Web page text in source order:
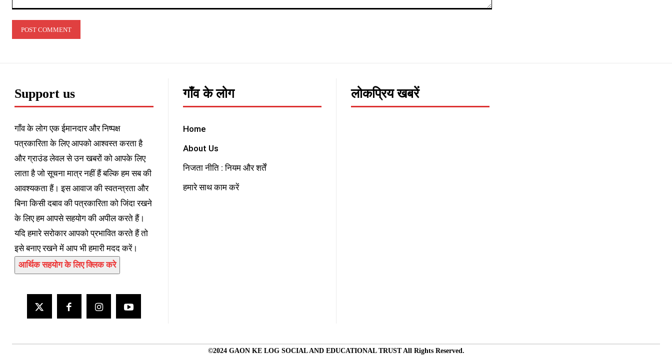
Support us
गाँव के लोग एक ईमानदार और निष्पक्ष
पत्रकारिता के लिए आपको आश्वस्त करता है
और ग्राउंड लेवल से उन खबरों को आपके लिए
लाता है जो सूचना मात्र नहीं हैं बल्कि हम सब की
आवश्यकता हैं। इस आवाज की स्वतन्त्रता और
बिना किसी दबाव की पत्रकारिता को जिंदा रखने
के लिए हम आपसे सहयोग की अपील करते हैं।
यदि हमारे सरोकार आपको प्रभावित करते हैं तो
इसे बनाए रखने में आप भी हमारी मदद करें।
आर्थिक सहयोग के लिए क्लिक करे
गाँव के लोग
Home
About Us
निजता नीति : नियम और शर्तें
हमारे साथ काम करें
लोकप्रिय खबरें
©2024 GAON KE LOG SOCIAL AND EDUCATIONAL TRUST All Rights Reserved.